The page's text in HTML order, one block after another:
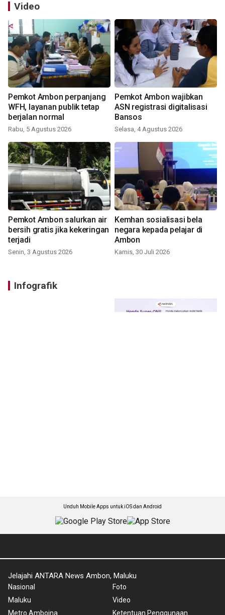
Video
Pemkot Ambon perpanjang
WFH, layanan publik tetap
berjalan normal
Rabu, 5 Agustus 2026
Pemkot Ambon wajibkan
ASN registrasi digitalisasi
Bansos
Selasa, 4 Agustus 2026
Pemkot Ambon salurkan air
bersih gratis jika kekeringan
terjadi
Senin, 3 Agustus 2026
Kemhan sosialisasi bela
negara kepada pelajar di
Ambon
Kamis, 30 Juli 2026
Infografik
Unduh Mobile Apps untuk iOS dan Android
Jelajahi ANTARA News Ambon, Maluku
Nasional
Maluku
Metro Amboina
Foto
Video
Ketentuan Penggunaan